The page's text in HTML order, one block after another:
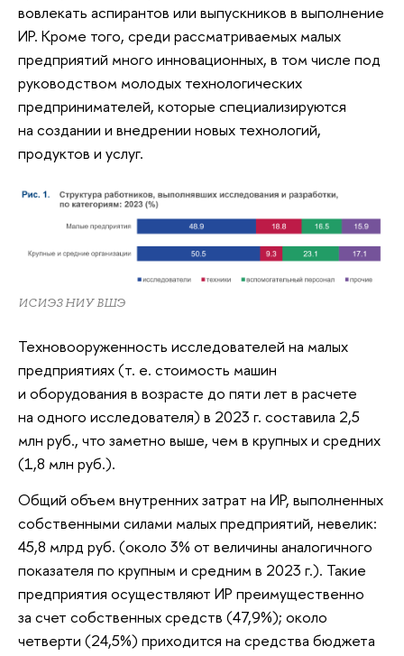
вовлекать аспирантов или выпускников в выполнение
ИР. Кроме того, среди рассматриваемых малых
предприятий много инновационных, в том числе под
руководством молодых технологических
предпринимателей, которые специализируются
на создании и внедрении новых технологий,
продуктов и услуг.
ИСИЭЗ НИУ ВШЭ
Техновооруженность исследователей на малых
предприятиях (т. е. стоимость машин
и оборудования в возрасте до пяти лет в расчете
на одного исследователя) в 2023 г. составила 2,5
млн руб., что заметно выше, чем в крупных и средних
(1,8 млн руб.).
Общий объем внутренних затрат на ИР, выполненных
собственными силами малых предприятий, невелик:
45,8 млрд руб. (около 3% от величины аналогичного
показателя по крупным и средним в 2023 г.). Такие
предприятия осуществляют ИР преимущественно
за счет собственных средств (47,9%); около
четверти (24,5%) приходится на средства бюджета